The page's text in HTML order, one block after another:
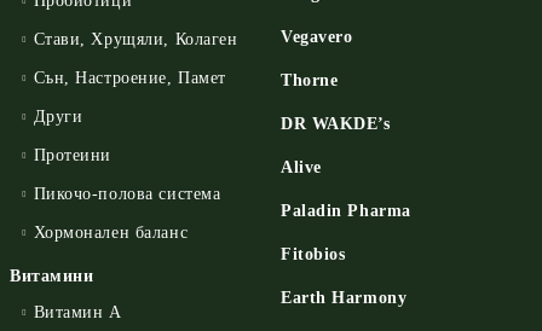
Стави, Хрущяли, Колаген
Сън, Настроение, Памет
Други
Протеини
Пикочо-полова система
Хормонален баланс
Витамини
Витамин А
Vegavero
Thorne
DR WAKDE’s
Alive
Paladin Pharma
Fitobios
Earth Harmony